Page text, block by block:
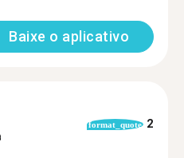
Baixe o aplicativo
format_quote 2